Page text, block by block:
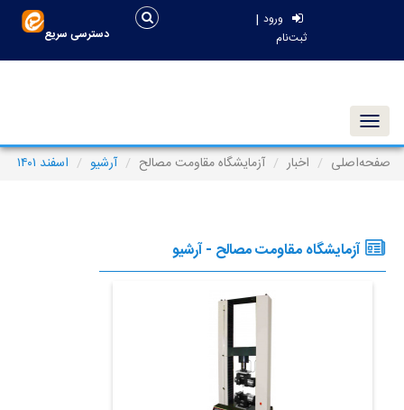
ورود |
ثبت‌نام دسترسی سریع
Toggle navigation
صفحه‌اصلی
اخبار آزمایشگاه مقاومت مصالح آرشیو اسفند ۱۴۰۱
آزمایشگاه مقاومت مصالح - آرشیو